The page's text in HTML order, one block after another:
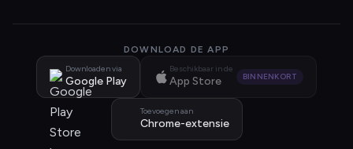
DOWNLOAD DE APP
Downloaden via
Google Play
Beschikbaar in de
App Store BINNENKORT
Toevoegen aan
Chrome-extensie